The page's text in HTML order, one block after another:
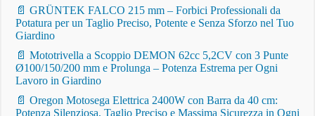
📄 GRÜNTEK FALCO 215 mm – Forbici Professionali da
Potatura per un Taglio Preciso, Potente e Senza Sforzo nel Tuo
Giardino
📄 Mototrivella a Scoppio DEMON 62cc 5,2CV con 3 Punte
Ø100/150/200 mm e Prolunga – Potenza Estrema per Ogni
Lavoro in Giardino
📄 Oregon Motosega Elettrica 2400W con Barra da 40 cm:
Potenza Silenziosa, Taglio Preciso e Massima Sicurezza in Ogni